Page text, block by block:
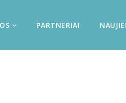
PARTNERIAI